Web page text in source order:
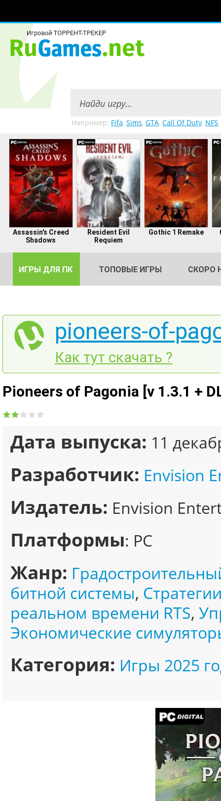
Например: Fifa, Sims, GTA, Call Of Duty, NFS,
Assassin's Creed
Shadows
Resident Evil
Requiem
Gothic 1 Remake
ИГРЫ ДЛЯ ПК ТОПОВЫЕ ИГРЫ СКОРО
pioneers-of-
Как тут скачать ?
Pioneers of Pagonia [v 1.3.1 +
Дата выпуска: 11
Разработчик: Envision
Издатель: Envision
Платформы: PC
Жанр:
битной системы,
реальном времени RTS,
Экономические
Категория: Игры 2025